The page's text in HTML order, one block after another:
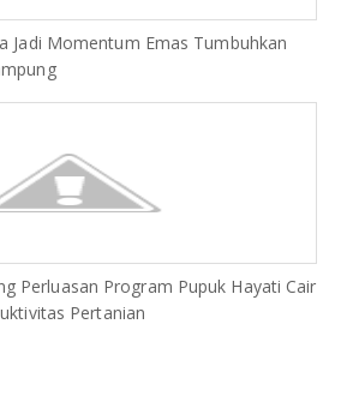
Jadi Momentum Emas Tumbuhkan
Perluasan Program Pupuk Hayati Cair
Pertanian